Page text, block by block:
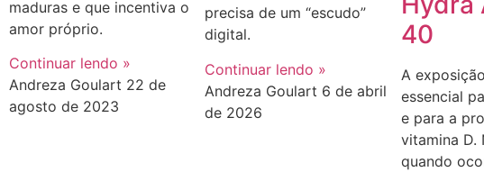
maduras e que incentiva o
amor próprio.
Continuar lendo »
Andreza Goulart 22 de
agosto de 2023
precisa de um “escudo”
digital.
Continuar lendo »
Andreza Goulart 6 de abril
de 2026
40
A
essencial
e para a
vitamina D.
quando